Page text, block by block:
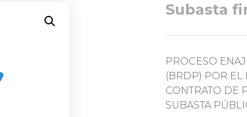
Subasta
PROCESO
(BRDP) POR EL
CONTRATO DE
SUBASTA